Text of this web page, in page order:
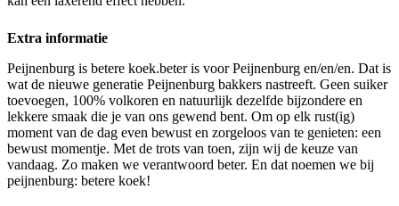
Extra informatie
Peijnenburg is betere koek.beter is voor Peijnenburg en/en/en. Dat is
wat de nieuwe generatie Peijnenburg bakkers nastreeft. Geen suiker
toevoegen, 100% volkoren en natuurlijk dezelfde bijzondere en
lekkere smaak die je van ons gewend bent. Om op elk rust(ig)
moment van de dag even bewust en zorgeloos van te genieten: een
bewust momentje. Met de trots van toen, zijn wij de keuze van
vandaag. Zo maken we verantwoord beter. En dat noemen we bij
peijnenburg: betere koek!